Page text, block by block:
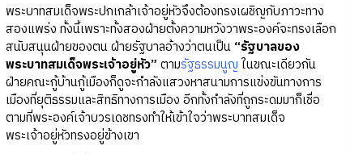
พระบาทสมเด็จพระปกเกล้าเจ้าอยู่หัวจึงต้องทรงเผชิญกับภาวะทาง
สองแพร่ง ทั้งนี้เพราะทั้งสองฝ่ายตั้งความหวังวาพระองค์จะทรงเลือก
สนับสนุนฝ่ายของตน ฝ่ายรัฐบาลอ้างว่าตนเป็น “รัฐบาลของ
พระบาทสมเด็จพระเจ้าอยู่หัว” ตามรัฐธรรมนูญ ในขณะเดียวกัน
ฝ่ายคณะกู้บ้านกู้เมืองก็ดูจะกำลังแสวงหาสนามการแข่งขันทางการ
เมืองที่ยุติธรรมและสิทธิทางการเมือง อีกทั้งกำลังที่ถูกระดมมาก็เชื่อ
ตามที่พระองค์เจ้าบวรเดชทรงทำให้เข้าใจว่าพระบาทสมเด็จ
พระเจ้าอยู่หัวทรงอยู่ข้างเขา